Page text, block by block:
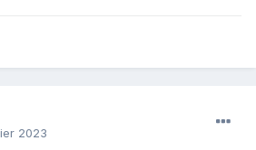
2023